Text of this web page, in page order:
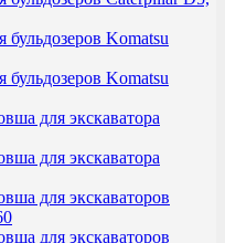
Komatsu
Komatsu
для экскаватора
для экскаватора
для экскаваторов
для экскаваторов